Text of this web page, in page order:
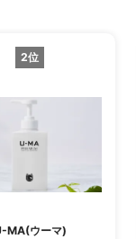
2位
MA(ウーマ)